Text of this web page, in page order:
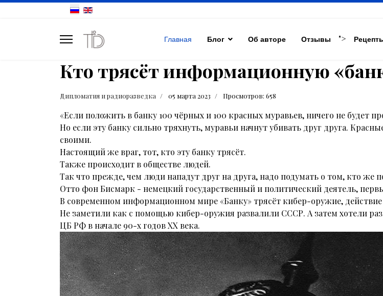
Главная Блог Об авторе Отзывы ">
Кто трясёт информационную
Дипломатия и радиоразведка 05 марта 2023 Просмотров: 658
«Если положить в банку 100 чёрных и 100 красных муравьев, ничего не будет
Но если эту банку сильно тряхнуть, муравьи начнут убивать друг друга.
своими.
Настоящий же враг, тот, кто эту банку трясёт.
Также происходит в обществе людей.
Так что прежде, чем люди нападут друг на друга, надо подумать о том, кто же
Отто фон Бисмарк - немецкий государственный и политический деятель,
В современном информационном мире «Банку» трясёт кибер-оружие,
Не заметили как с помощью кибер-оружия развалили СССР. А затем хотели
ЦБ РФ в начале 90-х годов XX века.